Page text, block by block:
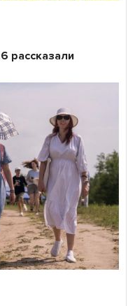
рассказали